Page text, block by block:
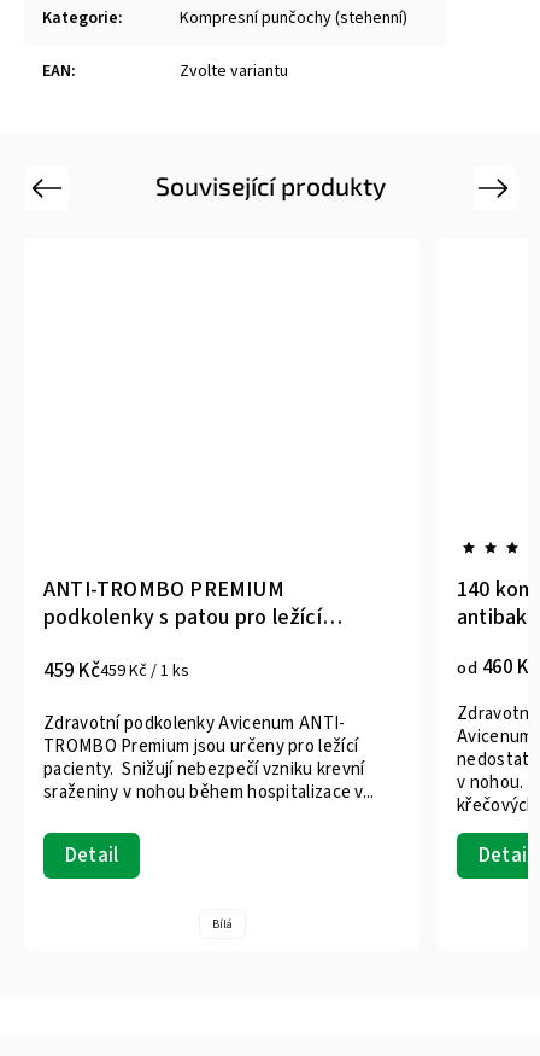
Kategorie: Kompresní punčochy (stehenní)
EAN: Zvolte variantu
Související produkty
Previous
ANTI-TROMBO PREMIUM
podkolenky s patou pro ležící
459 Kč459 Kč / 1 ks
Detail
Zdravotní podkolenky Avicenum ANTI-
TROMBO Premium jsou určeny pro ležící
pacienty. Snižují nebezpečí vzniku krevní
sraženiny v nohou během hospitalizace v...
Bílá
140
od 460 Kč
Detail
Zdravotní
Avicenum
v nohou.
Next